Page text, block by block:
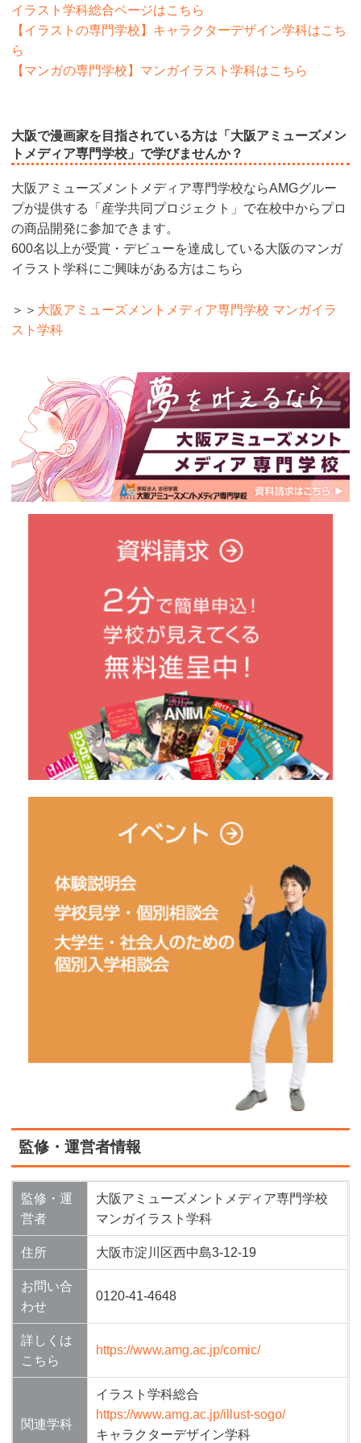
イラスト学科総合ページはこちら
【イラストの専門学校】キャラクターデザイン学科はこち
ら
【マンガの専門学校】マンガイラスト学科はこちら
大阪で漫画家を目指されている方は「大阪アミューズメン
トメディア専門学校」で学びませんか？
大阪アミューズメントメディア専門学校ならAMGグルー
プが提供する「産学共同プロジェクト」で在校中からプロ
の商品開発に参加できます。
600名以上が受賞・デビューを達成している大阪のマンガ
イラスト学科にご興味がある方はこちら
＞＞ 大阪アミューズメントメディア専門学校 マンガイラ
スト学科
監修・運営者情報
監修・運
営者
大阪アミューズメントメディア専門学校
マンガイラスト学科
住所 大阪市淀川区西中島3-12-19
お問い合
わせ
0120-41-4648
詳しくは
こちら
https://www.amg.ac.jp/comic/
関連学科
イラスト学科総合​
https://www.amg.ac.jp/illust-sogo/
​キャラクターデザイン学科​